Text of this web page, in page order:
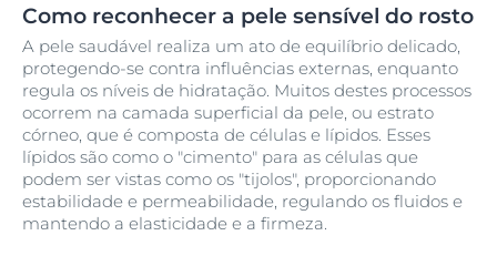
Como reconhecer a pele sensível do rosto
A pele saudável realiza um ato de equilíbrio delicado,
protegendo-se contra influências externas, enquanto
regula os níveis de hidratação. Muitos destes processos
ocorrem na camada superficial da pele, ou estrato
córneo, que é composta de células e lípidos. Esses
lípidos são como o "cimento" para as células que
podem ser vistas como os "tijolos", proporcionando
estabilidade e permeabilidade, regulando os fluidos e
mantendo a elasticidade e a firmeza.